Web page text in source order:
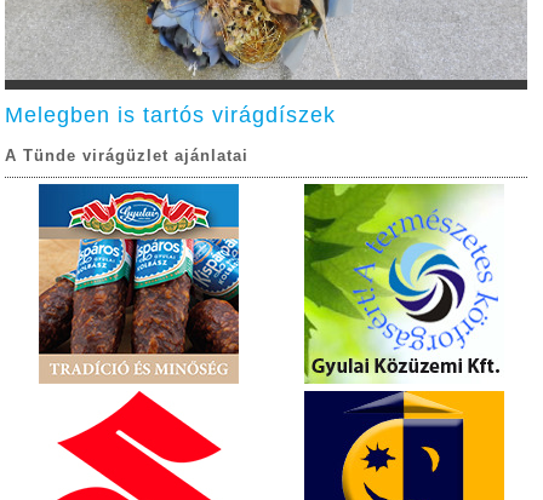
Melegben is tartós virágdíszek
A Tünde virágüzlet ajánlatai